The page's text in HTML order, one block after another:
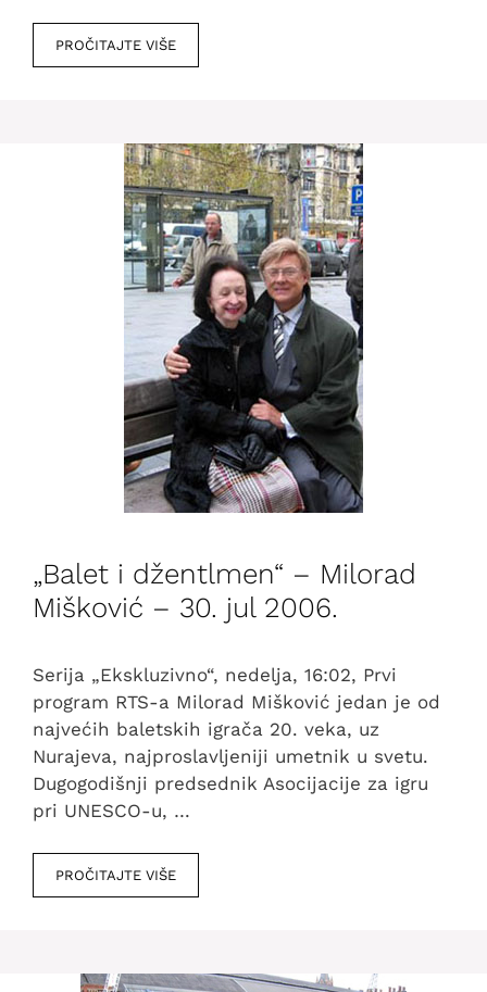
PROČITAJTE VIŠE
„Balet i džentlmen“ – Milorad
Mišković – 30. jul 2006.
Serija „Ekskluzivno“, nedelja, 16:02, Prvi
program RTS-a Milorad Mišković jedan je od
najvećih baletskih igrača 20. veka, uz
Nurajeva, najproslavljeniji umetnik u svetu.
Dugogodišnji predsednik Asocijacije za igru
pri UNESCO-u, …
PROČITAJTE VIŠE